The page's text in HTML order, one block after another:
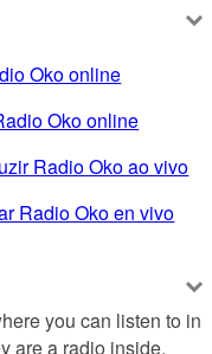
Oko online
Oko online
Radio Oko ao vivo
Radio Oko en vivo
you can listen to in
are a radio inside,